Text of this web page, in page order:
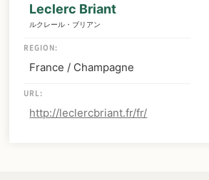
Leclerc Briant
ルクレール・ブリアン
REGION:
France / Champagne
URL:
http://leclercbriant.fr/fr/